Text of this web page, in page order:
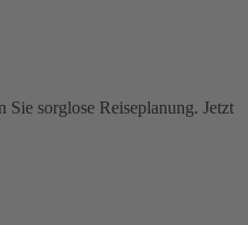
sorglose Reiseplanung. Jetzt